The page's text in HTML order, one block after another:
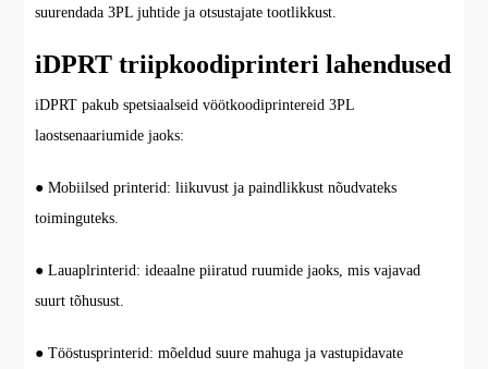
suurendada 3PL juhtide ja otsustajate tootlikkust.
iDPRT triipkoodiprinteri lahendused
iDPRT pakub spetsiaalseid vöötkoodiprintereid 3PL
laostsenaariumide jaoks:
● Mobiilsed printerid: liikuvust ja paindlikkust nõudvateks
toiminguteks.
● Lauaplrinterid: ideaalne piiratud ruumide jaoks, mis vajavad
suurt tõhusust.
● Tööstusprinterid: mõeldud suure mahuga ja vastupidavate